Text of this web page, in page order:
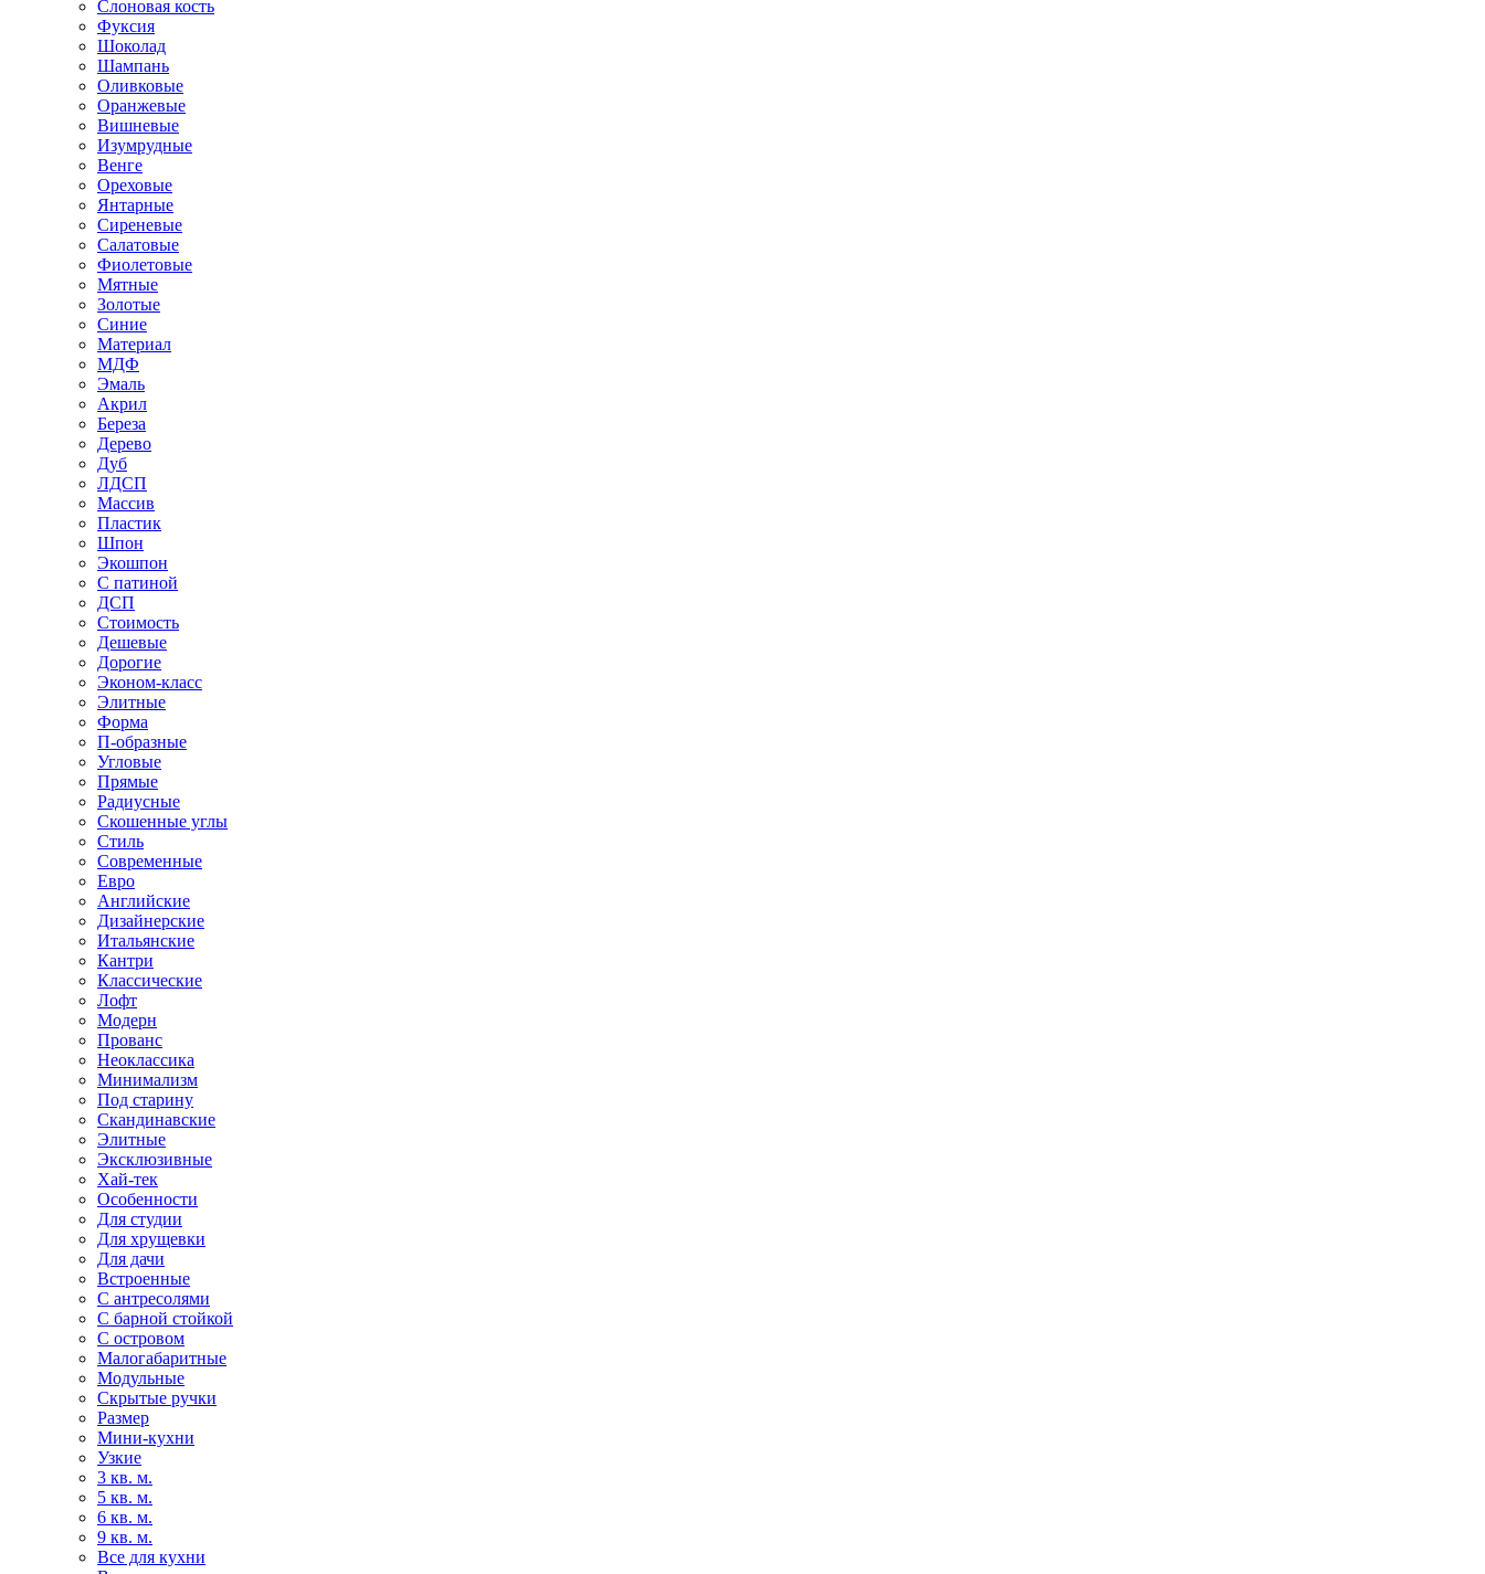
Слоновая кость
Фуксия
Шоколад
Шампань
Оливковые
Оранжевые
Вишневые
Изумрудные
Венге
Ореховые
Янтарные
Сиреневые
Салатовые
Фиолетовые
Мятные
Золотые
Синие
Материал
МДФ
Эмаль
Акрил
Береза
Дерево
Дуб
ЛДСП
Массив
Пластик
Шпон
Экошпон
С патиной
ДСП
Стоимость
Дешевые
Дорогие
Эконом-класс
Элитные
Форма
П-образные
Угловые
Прямые
Радиусные
Скошенные углы
Стиль
Современные
Евро
Английские
Дизайнерские
Итальянские
Кантри
Классические
Лофт
Модерн
Прованс
Неоклассика
Минимализм
Под старину
Скандинавские
Элитные
Эксклюзивные
Хай-тек
Особенности
Для студии
Для хрущевки
Для дачи
Встроенные
С антресолями
С барной стойкой
С островом
Малогабаритные
Модульные
Скрытые ручки
Размер
Мини-кухни
Узкие
3 кв. м.
5 кв. м.
6 кв. м.
9 кв. м.
Все для кухни